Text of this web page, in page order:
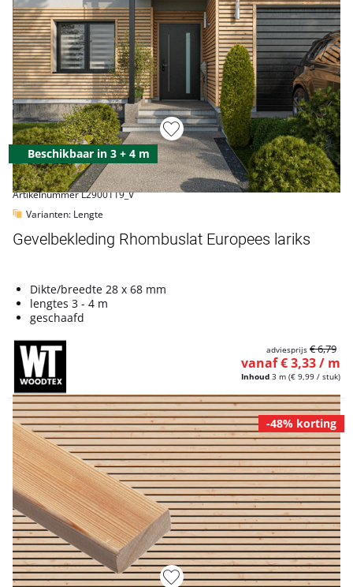
Beschikbaar in 3 + 4 m
Artikelnummer L2900119_V
Varianten: Lengte
Gevelbekleding Rhombuslat Europees lariks
Dikte/breedte 28 x 68 mm
lengtes 3 - 4 m
geschaafd
Inhoud 3 m (€ 9,99 / stuk)
vanaf € 3,33 / m
adviesprijs € 6,79
-48% korting